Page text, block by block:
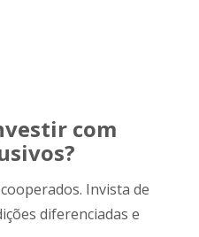
com
Invista de
diferenciadas e